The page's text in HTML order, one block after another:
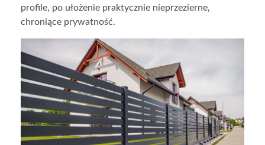
profile, po ułożenie praktycznie nieprzezierne,
chroniące prywatność.